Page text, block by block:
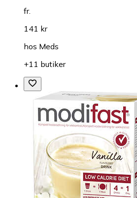
fr.
141 kr
hos Meds
+11 butiker